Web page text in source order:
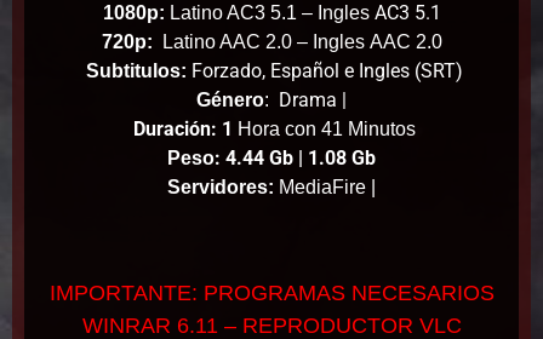
1080p: Latino AC3 5.1 – Ingles AC3 5.1
720p: Latino AAC 2.0 – Ingles AAC 2.0
Subtitulos: Forzado, Español e Ingles (SRT)
Género: Drama |
Duración: 1 Hora con 41 Minutos
Peso: 4.44 Gb | 1.08 Gb
Servidores: MediaFire |
IMPORTANTE: PROGRAMAS NECESARIOS
WINRAR 6.11 – REPRODUCTOR VLC